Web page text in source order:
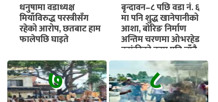
धनुषामा वडाध्यक्ष
मियाँविरुद्ध परस्त्रीसँग
रहेको आरोप, छतबाट हाम
फालेपछि घाइते
बृन्दावन–८ पछि वडा नं. ६
मा पनि शुद्ध खानेपानीको
आशा, बोरिङ निर्माण
अन्तिम चरणमा ओभरहेड
ट्यांकीको काम पनि चाँडै
सुरु हुने
७ ८